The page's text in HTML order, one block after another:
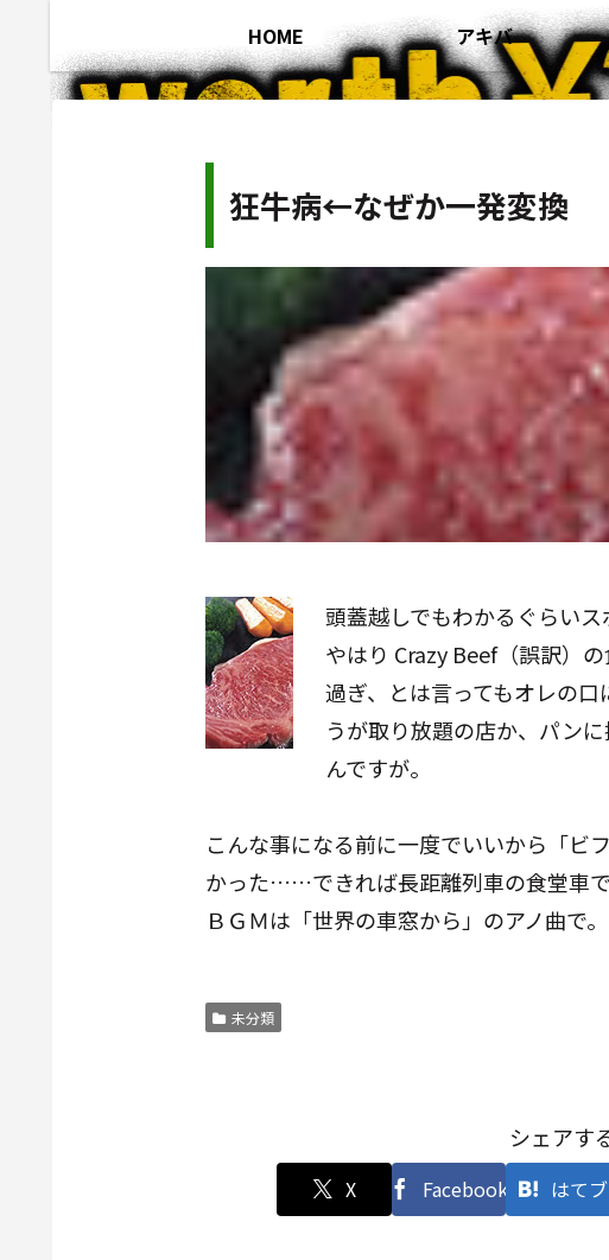
HOME アキバ
狂牛病←なぜか一発変換
頭蓋越しでもわかるぐらい
やはり Crazy Beef（誤訳）
過ぎ、とは言ってもオレの
うが取り放題の店か、パン
んですが。
こんな事になる前に一度でいいから「ビ
かった……できれば長距離列車の食堂車で
ＢＧＭは「世界の車窓から」のアノ曲で。
未分類
シェアす
X Facebook はてブ